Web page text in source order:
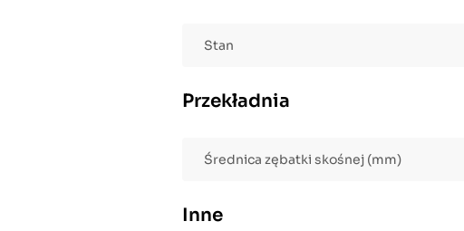
Stan
Przekładnia
Średnica zębatki skośnej (mm)
Inne